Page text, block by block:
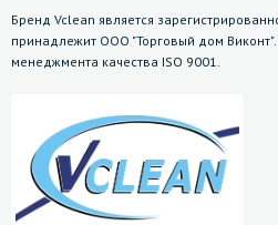
Бренд Vclean является
принадлежит ООО "Торговый дом
менеджмента качества ISO 9001.